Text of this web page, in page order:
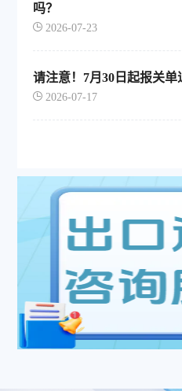
吗？
2026-07-23
请注意！7月30日起报关
2026-07-17